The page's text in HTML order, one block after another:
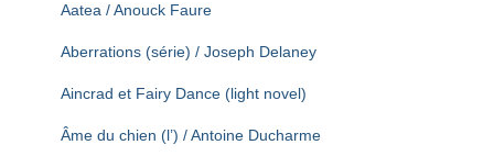
Aatea / Anouck Faure
Aberrations (série) / Joseph Delaney
Aincrad et Fairy Dance (light novel)
Âme du chien (l’) / Antoine Ducharme